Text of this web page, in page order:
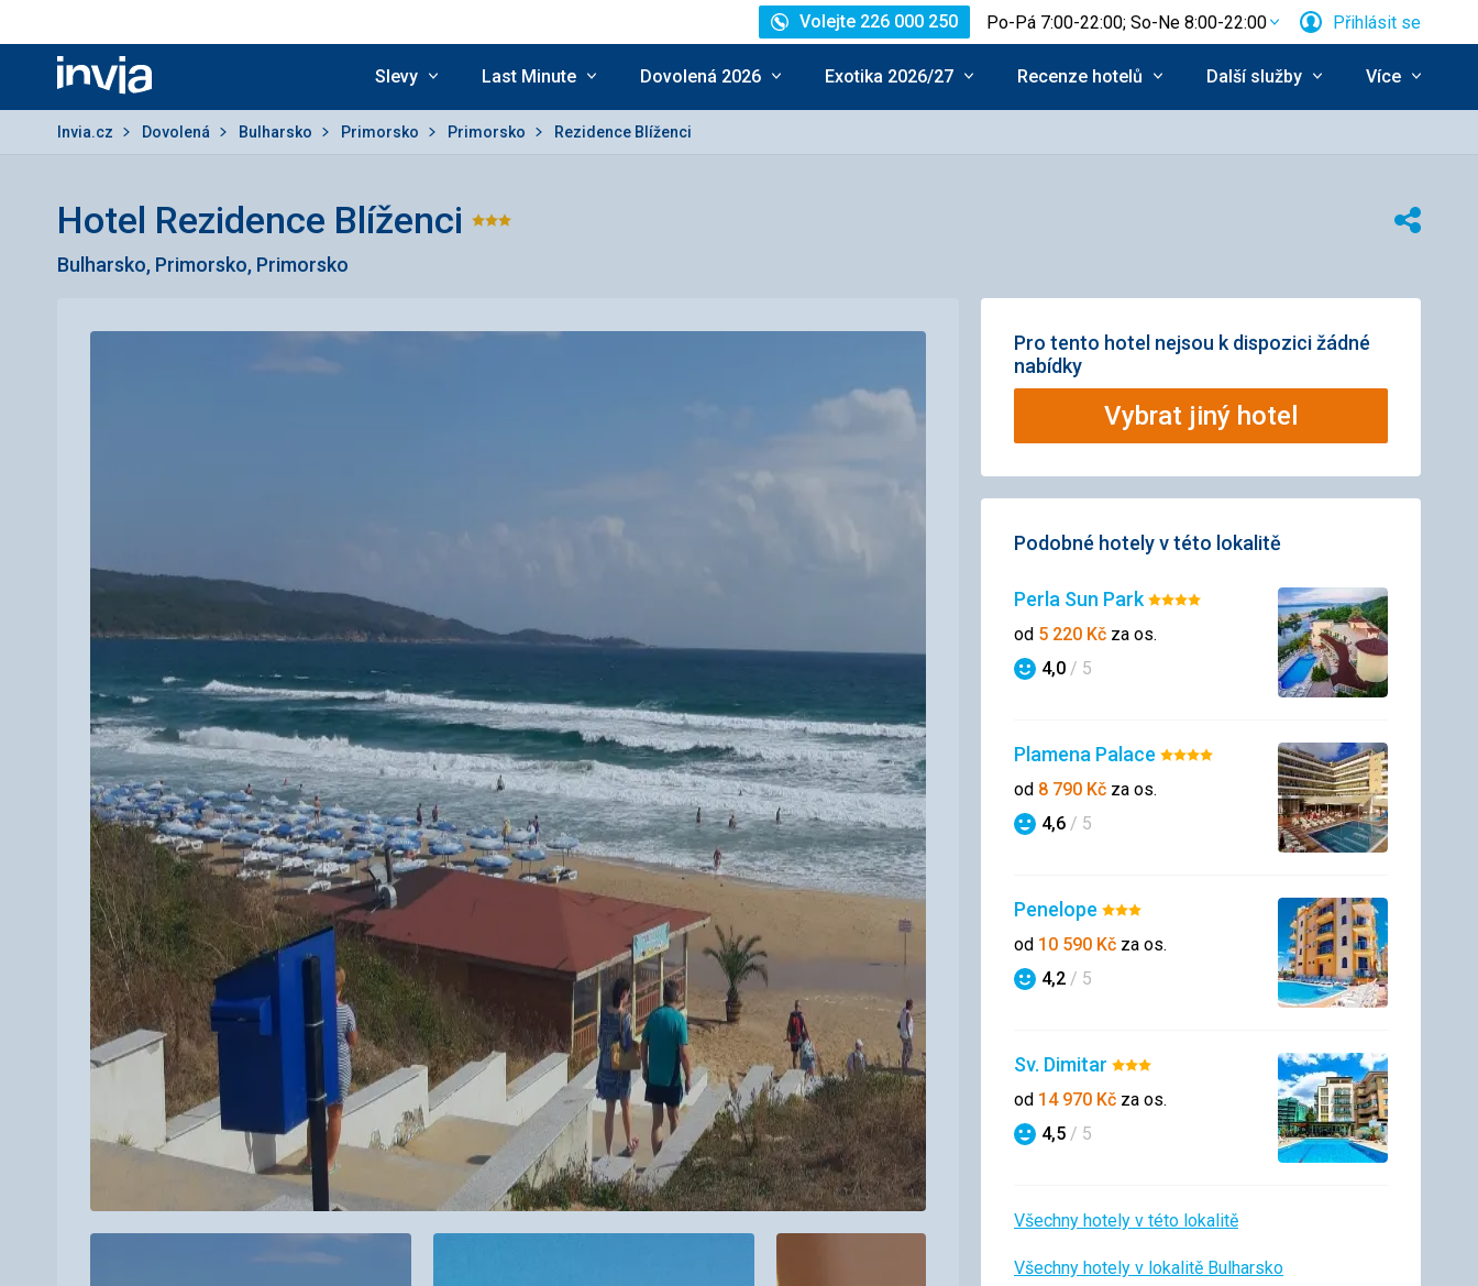
Invia.cz
Volejte 226 000 250 Po-Pá 7:00-22:00; So-Ne 8:00-22:00 Přihlásit se
Slevy Last Minute Dovolená 2026 Exotika 2026/27 Recenze hotelů Další služby Více
Invia.cz Dovolená Bulharsko Primorsko Primorsko Rezidence Blíženci
Hotel Rezidence Blíženci Hodnocení:
Bulharsko, Primorsko, Primorsko
Sdílet
Pro tento hotel nejsou k dispozici žádné
nabídky
Vybrat jiný hotel
Podobné hotely v této lokalitě
Perla Sun ParkHodnocení:
4/5
od 5 220 Kč za os.
Hodnocení
4,0 / 5
Plamena Palace Hodnocení:
od 8 790 Kč za os.
Hodnocení
4,6 / 5
Penelope Hodnocení:
3/5
od 10 590 Kč za os.
Hodnocení
4,2 / 5
Sv. Dimitar Hodnocení:
3/5
od 14 970 Kč za os.
Hodnocení
4,5 / 5
Všechny hotely v této lokalitě
Všechny hotely v lokalitě Bulharsko